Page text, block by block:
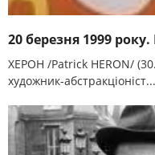
20 березня 1999
ХЕРОН /Patrick HERON/
художник-